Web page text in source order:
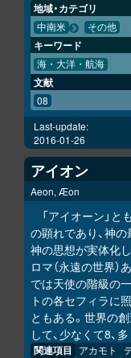
地域・カテゴリ
中南米 その他
キーワード
海・大洋・航海
文献
08
Last-update:
2016-01-26
アイオン
Aeon, Æon
「アイオーン」
の顕れであり、神
神の思想が実体化
ロマ（永遠の世界
では天使の階級の
トの各セフィラに
ともある。世界の創
して、少なくて8、
関連項目 アカモト